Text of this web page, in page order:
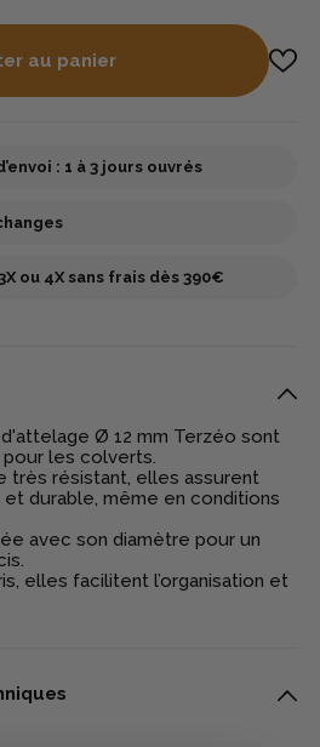
au panier
: 1 à 3 jours ouvrés
ou 4X sans frais dès 390€
Ø 12 mm Terzéo sont
les colverts.
très résistant, elles assurent
durable, même en conditions
avec son diamètre pour un
elles facilitent l’organisation et